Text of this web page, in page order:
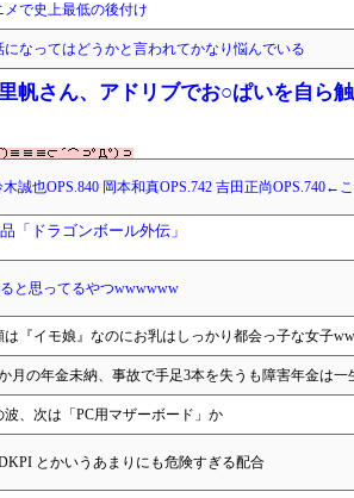
で史上最低の後付け
なってはどうかと言われてかなり悩んでいる
帆さん、アドリブでお○ぱいを自ら
誠也OPS.840 岡本和真OPS.742 吉田正尚OPS.740←
「ドラゴンボール外伝」
と思ってるやつwwwwww
は『イモ娘』なのにお乳はしっかり都会っ子な女子
か月の年金未納、事故で手足3本を失うも障害年金は一
波、次は「PC用マザーボード」か
とかいうあまりにも危険すぎる配合